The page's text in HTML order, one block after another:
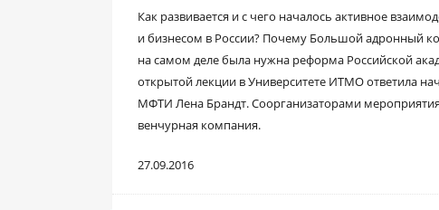
Как развивается и с чего началось активное
и бизнесом в России? Почему Большой адронный
на самом деле была нужна реформа Российской
открытой лекции в Университете ИТМО ответила
МФТИ Лена Брандт. Соорганизаторами
венчурная компания.
27.09.2016